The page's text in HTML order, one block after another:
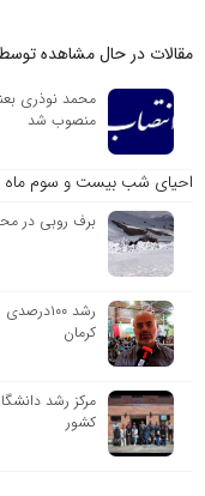
مقالات در حال مشاهده توسط
محمد نوذری
منصوب شد
احیای شب بیست و سوم ماه
برف روبی در
رشد
کرمان
کشور